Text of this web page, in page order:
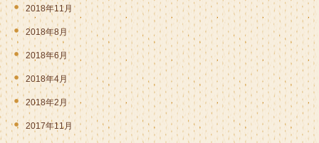
2018年11月
2018年8月
2018年6月
2018年4月
2018年2月
2017年11月